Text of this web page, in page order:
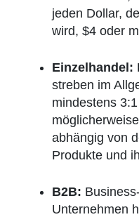
jeden Dollar,
wird, $4 oder
Einzelhandel:
streben im
mindestens
abhängig von
Produkte und
B2B:
Unternehmen